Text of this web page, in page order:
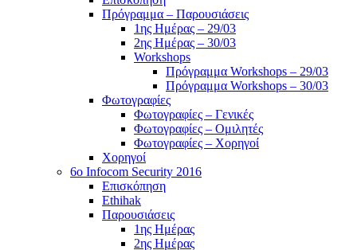
Πρόγραμμα – Παρουσιάσεις
1ης Ημέρας – 29/03
2ης Ημέρας – 30/03
Workshops
Πρόγραμμα Workshops – 29/03
Πρόγραμμα Workshops – 30/03
Φωτογραφίες
Φωτογραφίες – Γενικές
Φωτογραφίες – Ομιλητές
Φωτογραφίες – Χορηγοί
Χορηγοί
6o Infocom Security 2016
Επισκόπηση
Ethihak
Παρουσιάσεις
1ης Ημέρας
2ης Ημέρας